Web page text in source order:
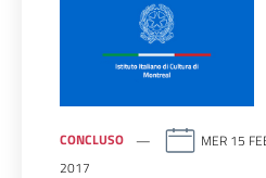
CONCLUSO MER 15
2017